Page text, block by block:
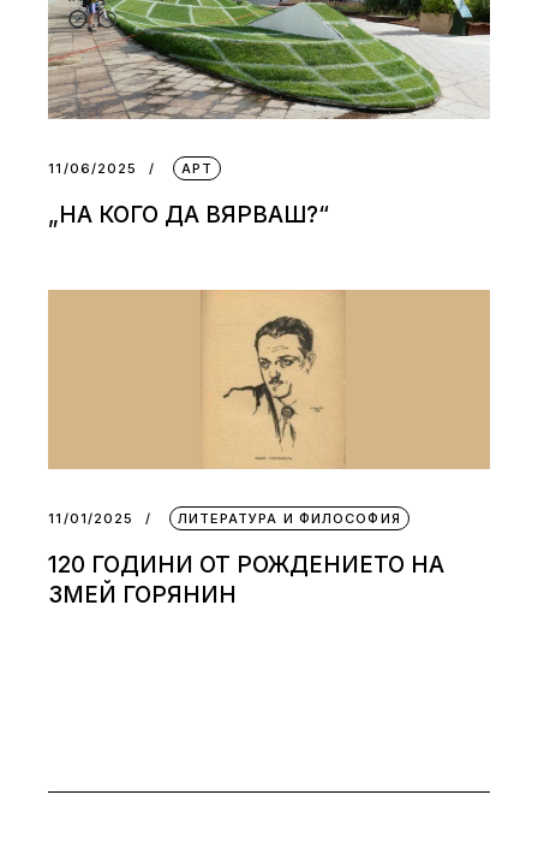
11/06/2025 АРТ
„НА КОГО ДА ВЯРВАШ?“
11/01/2025 ЛИТЕРАТУРА И ФИЛОСОФИЯ
120 ГОДИНИ ОТ РОЖДЕНИЕТО НА
ЗМЕЙ ГОРЯНИН